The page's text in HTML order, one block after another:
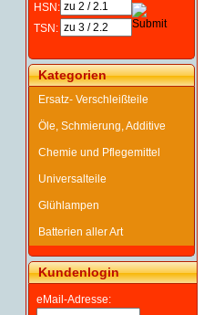
HSN:
TSN:
Kategorien
Ersatz- Verschleißteile
Öle, Schmierung, Additive
Chemie und Pflegemittel
Universalteile
Glühlampen
Batterien aller Art
Kundenlogin
eMail-Adresse: